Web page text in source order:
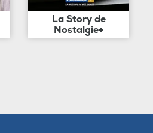
La Story de
Nostalgie+